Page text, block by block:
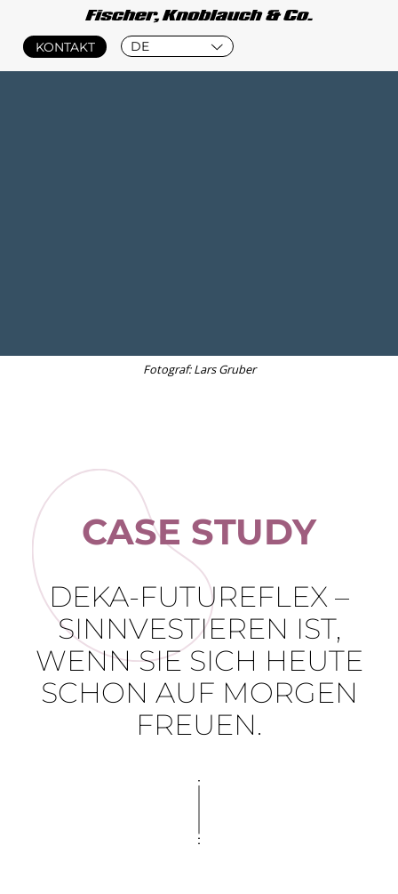
KONTAKT DE
Fotograf: Lars Gruber
CASE STUDY
DEKA-FUTUREFLEX –
SINNVESTIEREN IST,
WENN SIE SICH HEUTE
SCHON AUF MORGEN
FREUEN.